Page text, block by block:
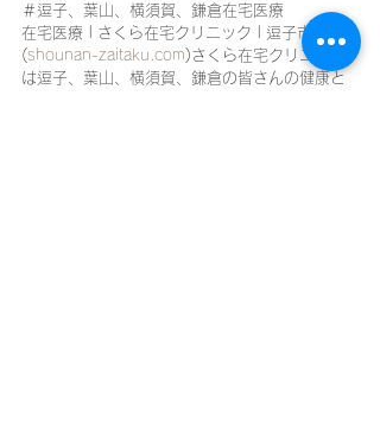
＃逗子、葉山、横須賀、鎌倉在宅医療
在宅医療 | さくら在宅クリニック | 逗子市
(shounan-zaitaku.com)さくら在宅クリニック
は逗子、葉山、横須賀、鎌倉の皆さんの健康と